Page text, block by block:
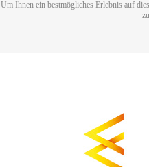
Um Ihnen ein bestmögliches Erlebnis auf